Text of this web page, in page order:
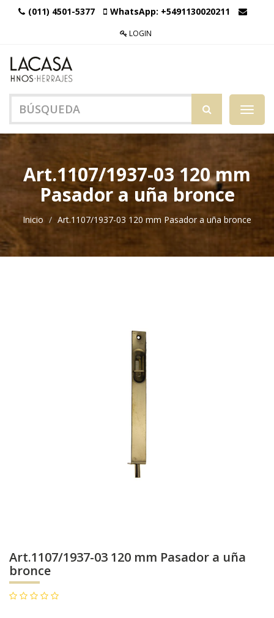
(011) 4501-5377 WhatsApp: +5491130020211
LOGIN
Menú
de
Art.1107/1937-03 120 mm
Pasador a uña bronce
Inicio Art.1107/1937-03 120 mm Pasador a uña bronce
Art.1107/1937-03 120 mm Pasador a uña
bronce